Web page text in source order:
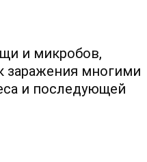
и микробов,
заражения многими
и последующей